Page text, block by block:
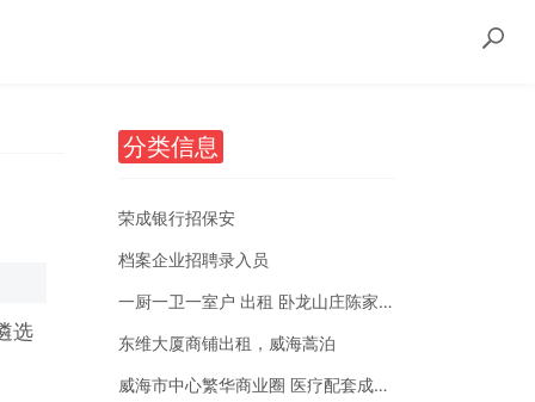
选
分类信息
荣成银行招保安
档案企业招聘录入员
一厨一卫一室户 出租 卧龙山庄陈家后沟附近
东维大厦商铺出租，威海蒿泊
威海市中心繁华商业圈 医疗配套成熟 南北通透